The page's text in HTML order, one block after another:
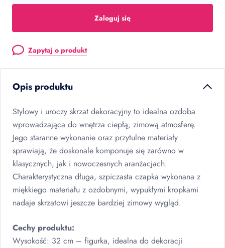
Zaloguj się
Zapytaj o produkt
Opis produktu
Stylowy i uroczy skrzat dekoracyjny to idealna ozdoba
wprowadzająca do wnętrza ciepłą, zimową atmosferę.
Jego staranne wykonanie oraz przytulne materiały
sprawiają, że doskonale komponuje się zarówno w
klasycznych, jak i nowoczesnych aranżacjach.
Charakterystyczna długa, szpiczasta czapka wykonana z
miękkiego materiału z ozdobnymi, wypukłymi kropkami
nadaje skrzatowi jeszcze bardziej zimowy wygląd.
Cechy produktu:
Wysokość: 32 cm – figurka, idealna do dekoracji